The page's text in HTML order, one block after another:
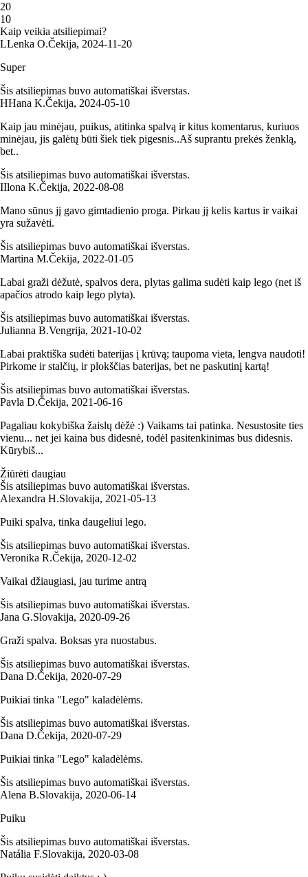
20
10
Kaip veikia atsiliepimai?
LLenka O.Čekija, 2024‑11‑20
Super
Šis atsiliepimas buvo automatiškai išverstas.
HHana K.Čekija, 2024‑05‑10
Kaip jau minėjau, puikus, atitinka spalvą ir kitus komentarus, kuriuos
minėjau, jis galėtų būti šiek tiek pigesnis..Aš suprantu prekės ženklą,
bet..
Šis atsiliepimas buvo automatiškai išverstas.
IIlona K.Čekija, 2022‑08‑08
Mano sūnus jį gavo gimtadienio proga. Pirkau jį kelis kartus ir vaikai
yra sužavėti.
Šis atsiliepimas buvo automatiškai išverstas.
Martina M.Čekija, 2022‑01‑05
Labai graži dėžutė, spalvos dera, plytas galima sudėti kaip lego (net iš
apačios atrodo kaip lego plyta).
Šis atsiliepimas buvo automatiškai išverstas.
Julianna B.Vengrija, 2021‑10‑02
Labai praktiška sudėti baterijas į krūvą; taupoma vieta, lengva naudoti!
Pirkome ir stalčių, ir plokščias baterijas, bet ne paskutinį kartą!
Šis atsiliepimas buvo automatiškai išverstas.
Pavla D.Čekija, 2021‑06‑16
Pagaliau kokybiška žaislų dėžė :) Vaikams tai patinka. Nesustosite ties
vienu... net jei kaina bus didesnė, todėl pasitenkinimas bus didesnis.
Kūrybiš...
Žiūrėti daugiau
Šis atsiliepimas buvo automatiškai išverstas.
Alexandra H.Slovakija, 2021‑05‑13
Puiki spalva, tinka daugeliui lego.
Šis atsiliepimas buvo automatiškai išverstas.
Veronika R.Čekija, 2020‑12‑02
Vaikai džiaugiasi, jau turime antrą
Šis atsiliepimas buvo automatiškai išverstas.
Jana G.Slovakija, 2020‑09‑26
Graži spalva. Boksas yra nuostabus.
Šis atsiliepimas buvo automatiškai išverstas.
Dana D.Čekija, 2020‑07‑29
Puikiai tinka "Lego" kaladėlėms.
Šis atsiliepimas buvo automatiškai išverstas.
Dana D.Čekija, 2020‑07‑29
Puikiai tinka "Lego" kaladėlėms.
Šis atsiliepimas buvo automatiškai išverstas.
Alena B.Slovakija, 2020‑06‑14
Puiku
Šis atsiliepimas buvo automatiškai išverstas.
Natália F.Slovakija, 2020‑03‑08